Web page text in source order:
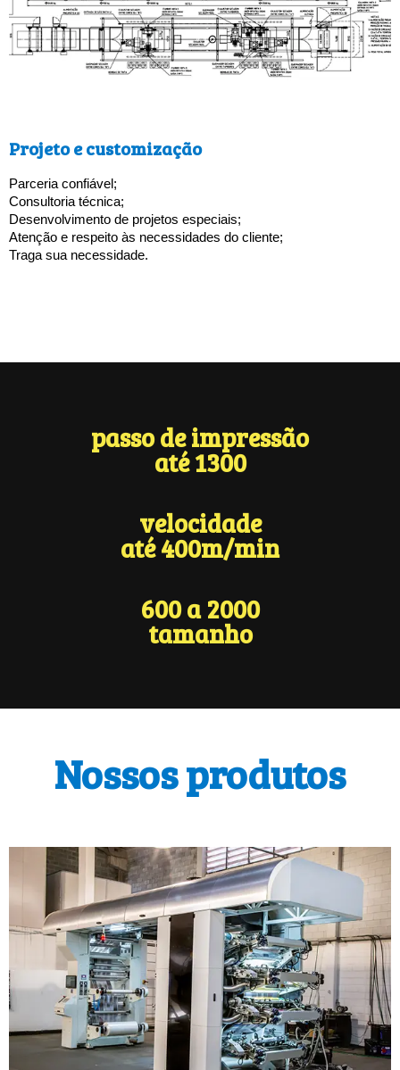
Projeto e customização
Parceria confiável;
Consultoria técnica;
Desenvolvimento de projetos especiais;
Atenção e respeito às necessidades do cliente;
Traga sua necessidade.
passo de impressão
até 1300
velocidade
até 400m/min
600 a 2000
tamanho
Nossos produtos